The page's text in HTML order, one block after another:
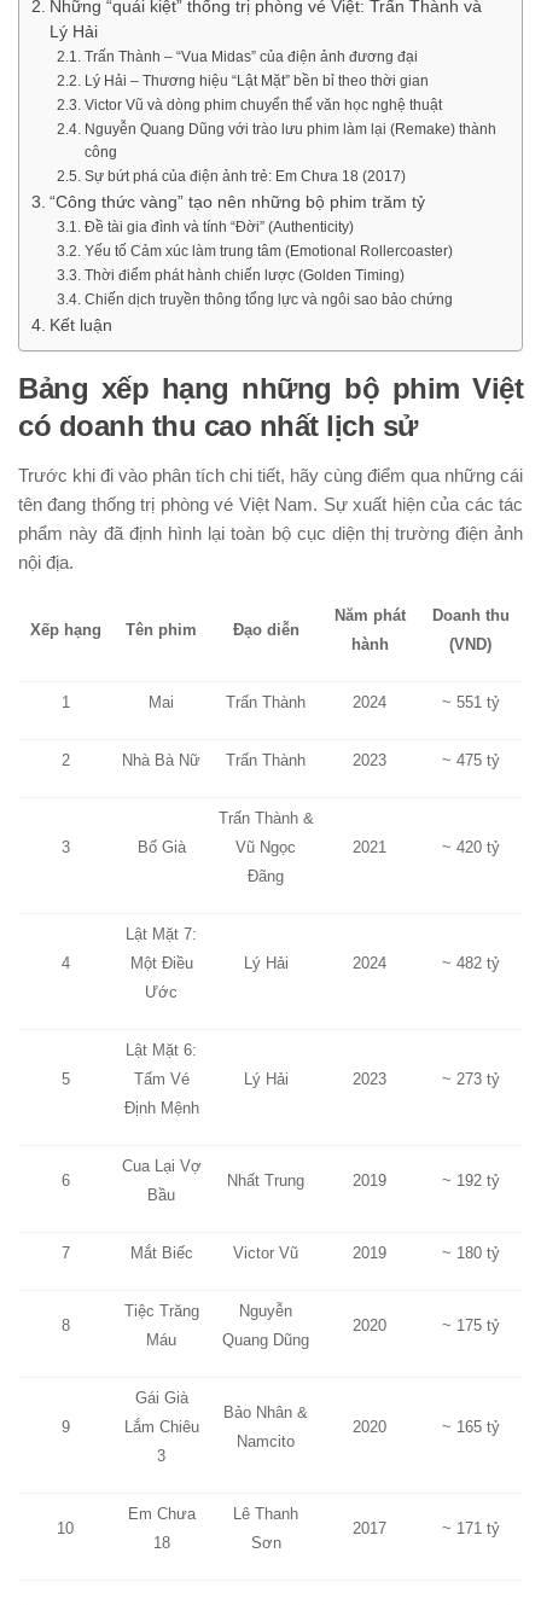
Những “quái kiệt” thống trị phòng vé Việt: Trấn Thành và
Lý Hải
Trấn Thành – “Vua Midas” của điện ảnh đương đại
Lý Hải – Thương hiệu “Lật Mặt” bền bỉ theo thời gian
Victor Vũ và dòng phim chuyển thể văn học nghệ thuật
Nguyễn Quang Dũng với trào lưu phim làm lại (Remake) thành
công
Sự bứt phá của điện ảnh trẻ: Em Chưa 18 (2017)
“Công thức vàng” tạo nên những bộ phim trăm tỷ
Đề tài gia đình và tính “Đời” (Authenticity)
Yếu tố Cảm xúc làm trung tâm (Emotional Rollercoaster)
Thời điểm phát hành chiến lược (Golden Timing)
Chiến dịch truyền thông tổng lực và ngôi sao bảo chứng
Kết luận
Bảng xếp hạng những bộ phim Việt
có doanh thu cao nhất lịch sử
Trước khi đi vào phân tích chi tiết, hãy cùng điểm qua những cái
tên đang thống trị phòng vé Việt Nam. Sự xuất hiện của các tác
phẩm này đã định hình lại toàn bộ cục diện thị trường điện ảnh
nội địa.
Xếp hạng Tên phim Đạo diễn
Năm phát
hành
Doanh thu
(VND)
1 Mai Trấn Thành 2024 ~ 551 tỷ
2 Nhà Bà Nữ Trấn Thành 2023 ~ 475 tỷ
3 Bố Già
Trấn Thành &
Vũ Ngọc
Đãng
2021 ~ 420 tỷ
4
Lật Mặt 7:
Một Điều
Ước
Lý Hải 2024 ~ 482 tỷ
5
Lật Mặt 6:
Tấm Vé
Định Mệnh
Lý Hải 2023 ~ 273 tỷ
6
Cua Lại Vợ
Bầu
Nhất Trung 2019 ~ 192 tỷ
7 Mắt Biếc Victor Vũ 2019 ~ 180 tỷ
8
Tiệc Trăng
Máu
Nguyễn
Quang Dũng
2020 ~ 175 tỷ
9
Gái Già
Lắm Chiêu
3
Bảo Nhân &
Namcito
2020 ~ 165 tỷ
10
Em Chưa
18
Lê Thanh
Sơn
2017 ~ 171 tỷ